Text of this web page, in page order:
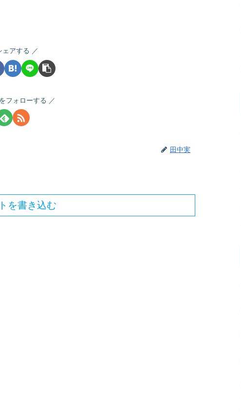
ェアする
フォローする
田中実
を書き込む